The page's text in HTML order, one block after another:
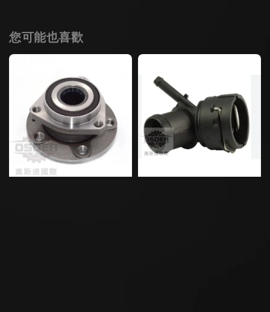
您可能也喜歡